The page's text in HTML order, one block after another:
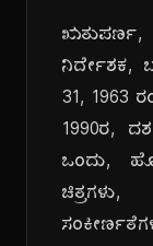
ಋತುಪರ್ಣ,
ನಿರ್ದೇಶಕ,
31, 1963
1990ರ,
ಒಂದು,